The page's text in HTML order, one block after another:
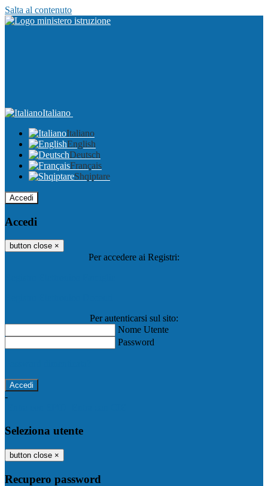
Salta al contenuto
Italiano
Italiano
English
Deutsch
Français
Shqiptare
Accedi
Accedi
button close ×
Per accedere ai Registri:
Per autenticarsi sul sito:
Nome Utente
Password
-
Seleziona utente
button close ×
Recupero password